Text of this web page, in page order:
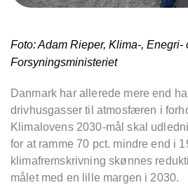
Foto: Adam Rieper, Klima-, Enegri-
Forsyningsministeriet
Danmark har allerede mere end
drivhusgasser til atmosfæren i
Klimalovens 2030-mål skal
for at ramme 70 pct. mindre end i
klimafremskrivning skønnes
målet med en lille margen i 2030.